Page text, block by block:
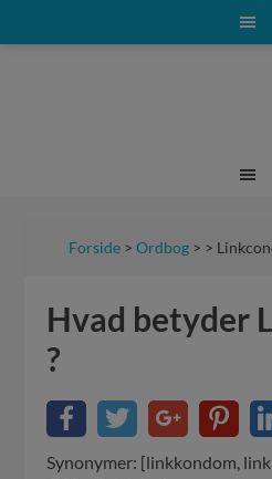
Forside >Ordbog > >
Hvad betyder
?
Synonymer: [linkkondom,